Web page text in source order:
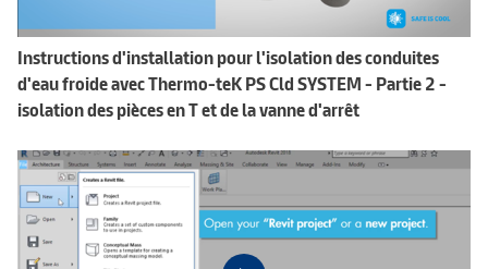
Instructions d'installation pour l'isolation des conduites
d'eau froide avec Thermo-teK PS Cld SYSTEM - Partie 2 -
isolation des pièces en T et de la vanne d'arrêt